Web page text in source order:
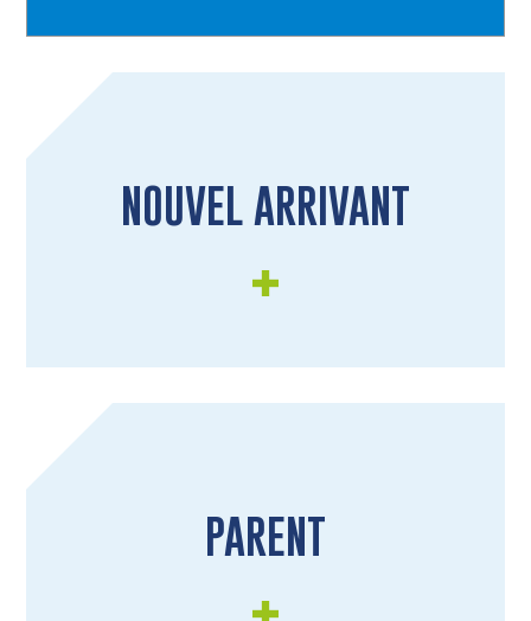
NOUVEL ARRIVANT
PARENT